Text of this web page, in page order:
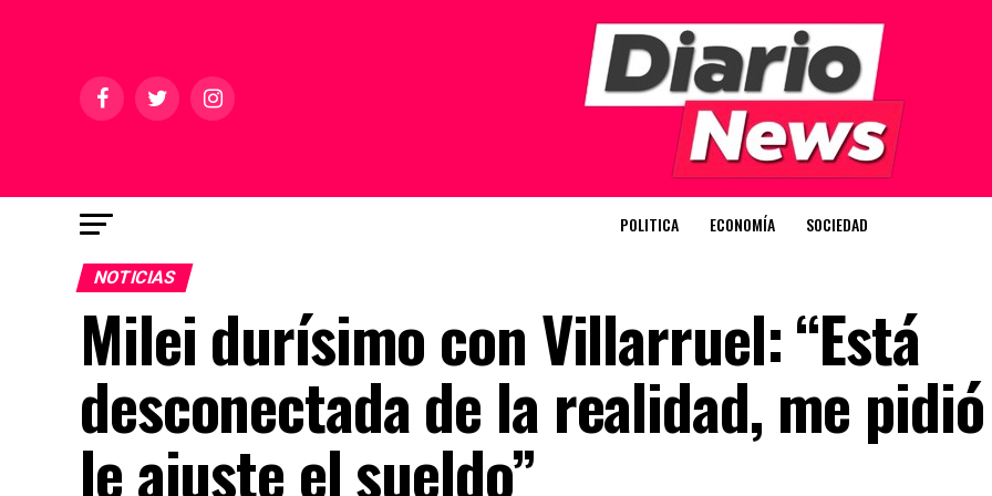
POLITICA ECONOMÍA SOCIEDAD
NOTICIAS
Milei durísimo con Villarruel: “Está
desconectada de la realidad, me
le ajuste el sueldo”